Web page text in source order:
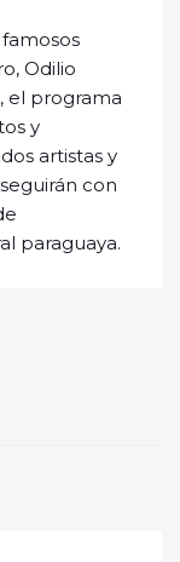
Odilio
el programa
y
artistas y
con
paraguaya.